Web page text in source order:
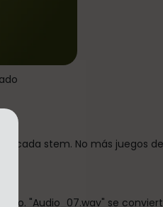
cada stem. No más juegos
"Audio_07.wav" se